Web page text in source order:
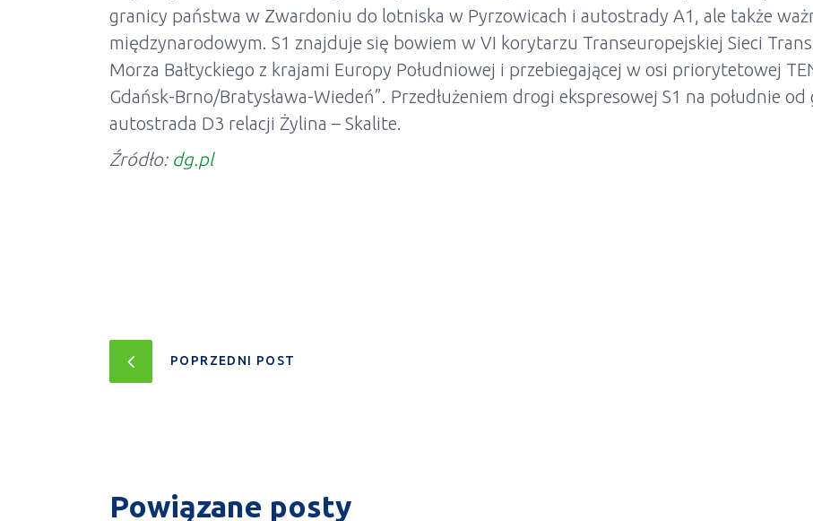
granicy państwa w Zwardoniu do lotniska w Pyrzowicach i autostrady A1, ale także
międzynarodowym. S1 znajduje się bowiem w VI korytarzu Transeuropejskiej Sieci
Morza Bałtyckiego z krajami Europy Południowej i przebiegającej w osi priorytetowej
Gdańsk-Brno/Bratysława-Wiedeń”. Przedłużeniem drogi ekspresowej S1 na południe od
autostrada D3 relacji Żylina – Skalite.
Źródło: dg.pl
POPRZEDNI POST
Powiązane posty